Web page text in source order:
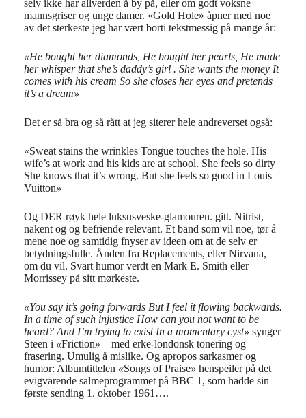
selv ikke har allverden å by på, eller om godt voksne
mannsgriser og unge damer. «Gold Hole» åpner med noe
av det sterkeste jeg har vært borti tekstmessig på mange år:
«He bought her diamonds, He bought her pearls, He made
her whisper that she’s daddy’s girl . She wants the money It
comes with his cream So she closes her eyes and pretends
it’s a dream»
Det er så bra og så rått at jeg siterer hele andreverset også:
«Sweat stains the wrinkles Tongue touches the hole. His
wife’s at work and his kids are at school. She feels so dirty
She knows that it’s wrong. But she feels so good in Louis
Vuitton»
Og DER røyk hele luksusveske-glamouren. gitt. Nitrist,
nakent og og befriende relevant. Et band som vil noe, tør å
mene noe og samtidig fnyser av ideen om at de selv er
betydningsfulle. Ånden fra Replacements, eller Nirvana,
om du vil. Svart humor verdt en Mark E. Smith eller
Morrissey på sitt mørkeste.
«You say it’s going forwards But I feel it flowing backwards.
In a time of such injustice How can you not want to be
heard? And I’m trying to exist In a momentary cyst» synger
Steen i «Friction» – med erke-londonsk tonering og
frasering. Umulig å mislike. Og apropos sarkasmer og
humor: Albumtittelen «Songs of Praise» henspeiler på det
evigvarende salmeprogrammet på BBC 1, som hadde sin
første sending 1. oktober 1961….